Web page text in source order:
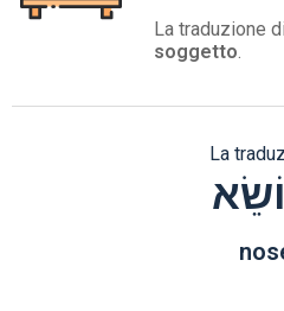
La traduzione di
soggetto.
La